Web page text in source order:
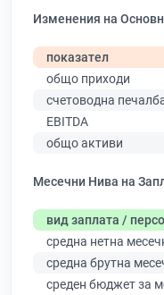
Изменения на
показател
общо приходи
счетоводна
EBITDA
общо активи
Месечни Нива на
вид заплата /
средна нетна
средна брутна
среден бюджет за